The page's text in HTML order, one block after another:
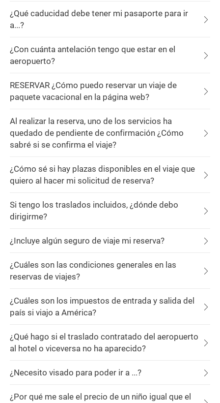
¿Qué caducidad debe tener mi pasaporte para ir
a...?
¿Con cuánta antelación tengo que estar en el
aeropuerto?
RESERVAR ¿Cómo puedo reservar un viaje de
paquete vacacional en la página web?
Al realizar la reserva, uno de los servicios ha
quedado de pendiente de confirmación ¿Cómo
sabré si se confirma el viaje?
¿Cómo sé si hay plazas disponibles en el viaje que
quiero al hacer mi solicitud de reserva?
Si tengo los traslados incluidos, ¿dónde debo
dirigirme?
¿Incluye algún seguro de viaje mi reserva?
¿Cuáles son las condiciones generales en las
reservas de viajes?
¿Cuáles son los impuestos de entrada y salida del
país si viajo a América?
¿Qué hago si el traslado contratado del aeropuerto
al hotel o viceversa no ha aparecido?
¿Necesito visado para poder ir a ...?
¿Por qué me sale el precio de un niño igual que el